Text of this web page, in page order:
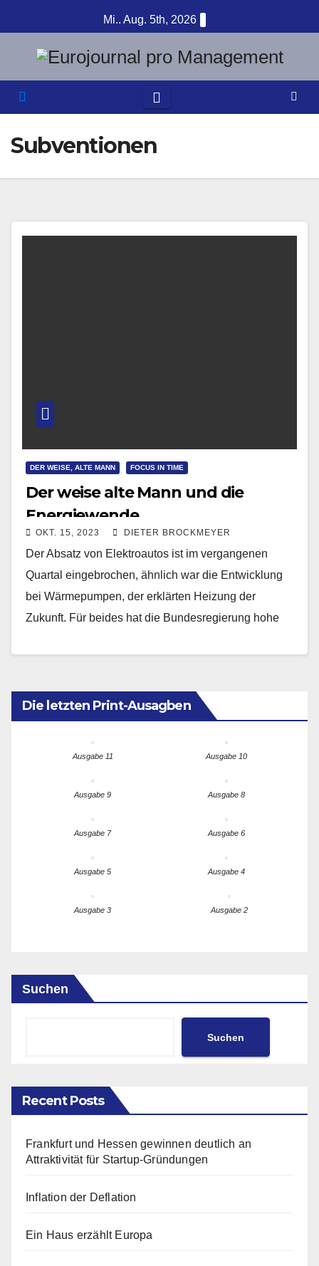
Inhalt
springen
Mi.. Aug. 5th, 2026
Subventionen
DER WEISE, ALTE MANN FOCUS IN TIME
Der weise alte Mann und die
Energiewende
OKT. 15, 2023 DIETER BROCKMEYER
Der Absatz von Elektroautos ist im vergangenen
Quartal eingebrochen, ähnlich war die Entwicklung
bei Wärmepumpen, der erklärten Heizung der
Zukunft. Für beides hat die Bundesregierung hohe
Die letzten Print-Ausagben
Ausgabe 11 Ausgabe 10
Ausgabe 9 Ausgabe 8
Ausgabe 7 Ausgabe 6
Ausgabe 5 Ausgabe 4
Ausgabe 3 Ausgabe 2
Suchen
Suchen
Recent Posts
Frankfurt und Hessen gewinnen deutlich an
Attraktivität für Startup-Gründungen
Inflation der Deflation
Ein Haus erzählt Europa